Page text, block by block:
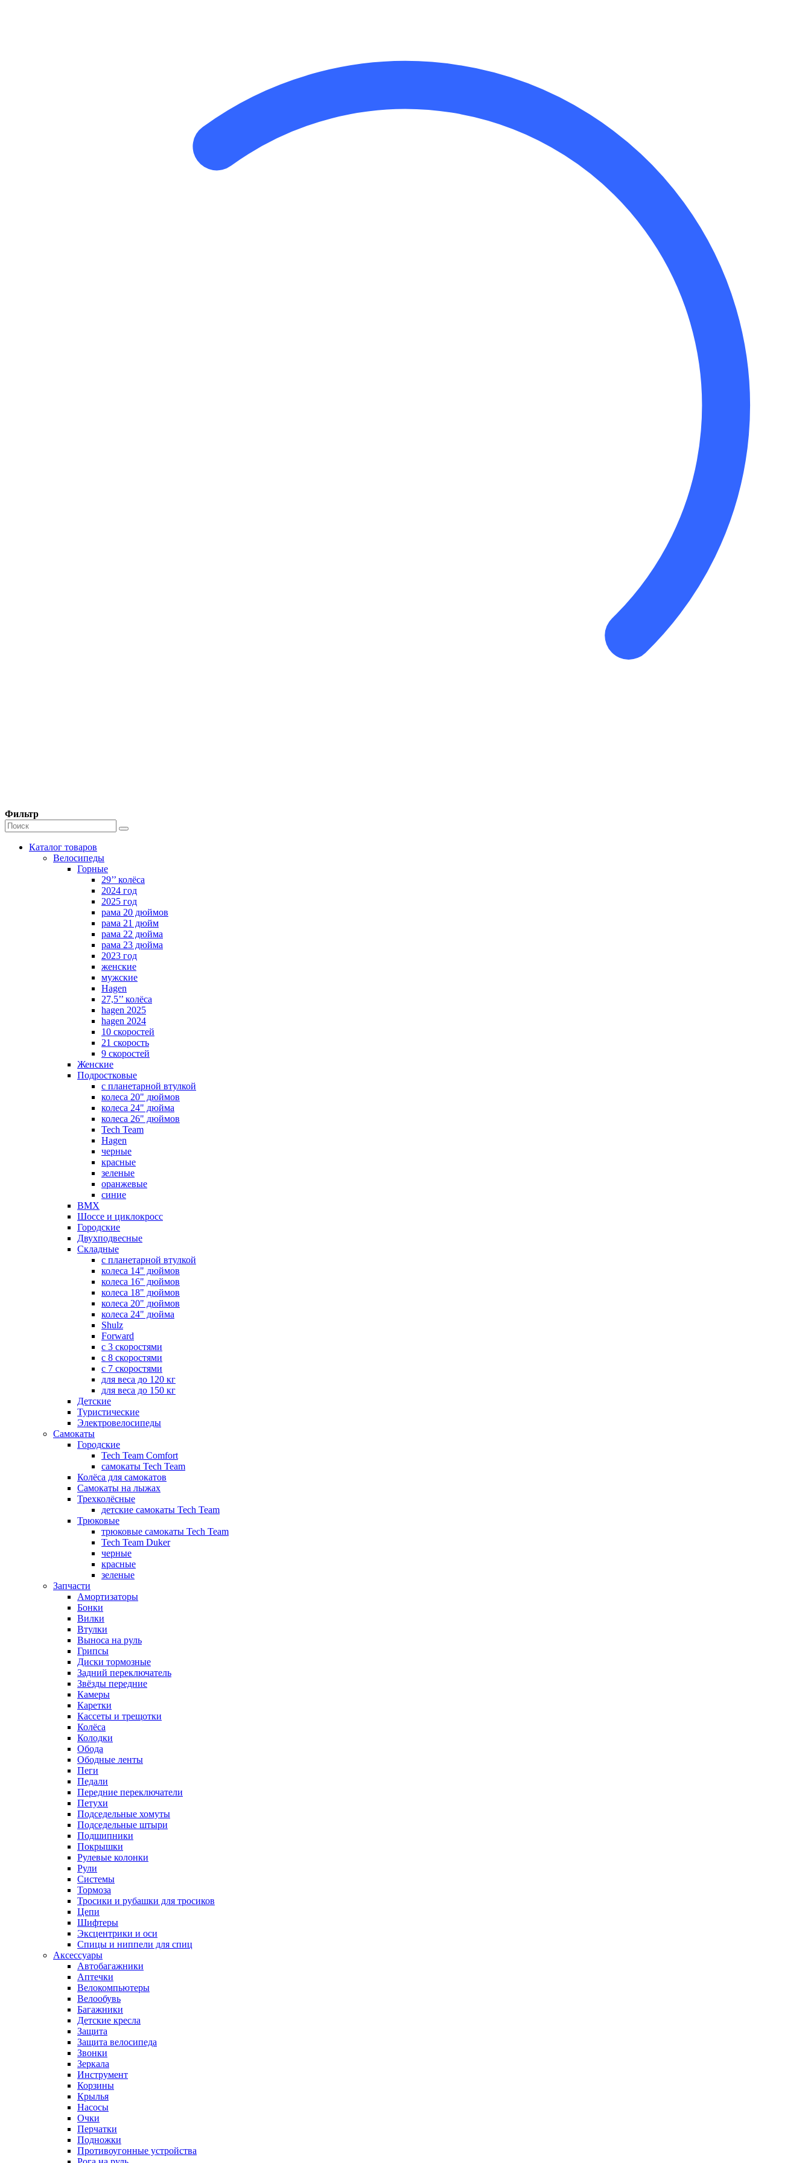
Фильтр
Каталог товаров
Велосипеды
Горные
29’’ колёса
2024 год
2025 год
рама 20 дюймов
рама 21 дюйм
рама 22 дюйма
рама 23 дюйма
2023 год
женские
мужские
Hagen
27,5’’ колёса
hagen 2025
hagen 2024
10 скоростей
21 скорость
9 скоростей
Женские
Подростковые
с планетарной втулкой
колеса 20" дюймов
колеса 24" дюйма
колеса 26" дюймов
Tech Team
Hagen
черные
красные
зеленые
оранжевые
синие
BMX
Шоссе и циклокросс
Городские
Двухподвесные
Складные
с планетарной втулкой
колеса 14" дюймов
колеса 16" дюймов
колеса 18" дюймов
колеса 20" дюймов
колеса 24" дюйма
Shulz
Forward
с 3 скоростями
с 8 скоростями
с 7 скоростями
для веса до 120 кг
для веса до 150 кг
Детские
Туристические
Электровелосипеды
Самокаты
Городские
Tech Team Comfort
самокаты Tech Team
Колёса для самокатов
Самокаты на лыжах
Трехколёсные
детские самокаты Tech Team
Трюковые
трюковые самокаты Tech Team
Tech Team Duker
черные
красные
зеленые
Запчасти
Амортизаторы
Бонки
Вилки
Втулки
Выноса на руль
Грипсы
Диски тормозные
Задний переключатель
Звёзды передние
Камеры
Каретки
Кассеты и трещотки
Колёса
Колодки
Обода
Ободные ленты
Пеги
Педали
Передние переключатели
Петухи
Подседельные хомуты
Подседельные штыри
Подшипники
Покрышки
Рулевые колонки
Рули
Системы
Тормоза
Тросики и рубашки для тросиков
Цепи
Шифтеры
Эксцентрики и оси
Спицы и ниппели для спиц
Аксессуары
Автобагажники
Аптечки
Велокомпьютеры
Велообувь
Багажники
Детские кресла
Защита
Защита велосипеда
Звонки
Зеркала
Инструмент
Корзины
Крылья
Насосы
Очки
Перчатки
Подножки
Противоугонные устройства